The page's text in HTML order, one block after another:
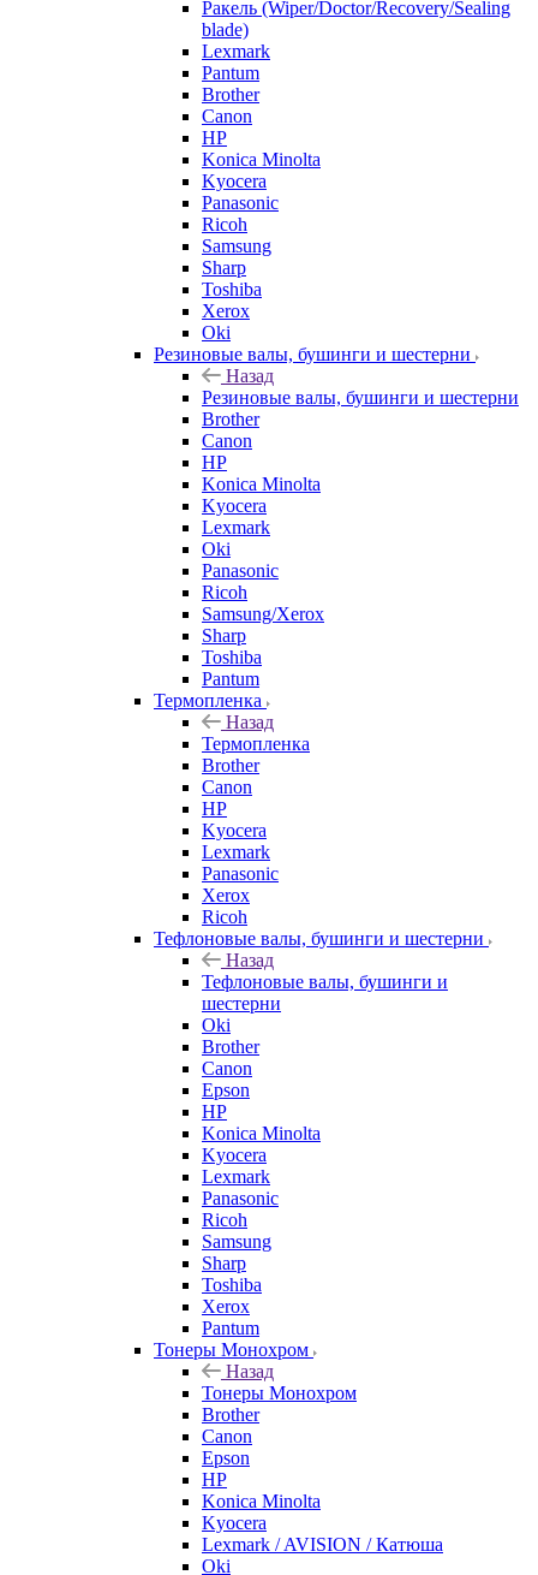
Ракель (Wiper/Doctor/Recovery/Sealing
blade)
Lexmark
Pantum
Brother
Canon
HP
Konica Minolta
Kyocera
Panasonic
Ricoh
Samsung
Sharp
Toshiba
Xerox
Oki
Резиновые валы, бушинги и шестерни
Назад
Резиновые валы, бушинги и шестерни
Brother
Canon
HP
Konica Minolta
Kyocera
Lexmark
Oki
Panasonic
Ricoh
Samsung/Xerox
Sharp
Toshiba
Pantum
Термопленка
Назад
Термопленка
Brother
Canon
HP
Kyocera
Lexmark
Panasonic
Xerox
Ricoh
Тефлоновые валы, бушинги и шестерни
Назад
Тефлоновые валы, бушинги и
шестерни
Oki
Brother
Canon
Epson
HP
Konica Minolta
Kyocera
Lexmark
Panasonic
Ricoh
Samsung
Sharp
Toshiba
Xerox
Pantum
Тонеры Монохром
Назад
Тонеры Монохром
Brother
Canon
Epson
HP
Konica Minolta
Kyocera
Lexmark / AVISION / Катюша
Oki